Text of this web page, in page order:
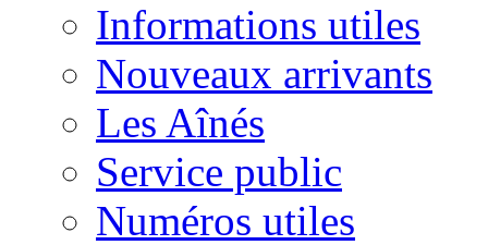
Informations utiles
Nouveaux arrivants
Les Aînés
Service public
Numéros utiles